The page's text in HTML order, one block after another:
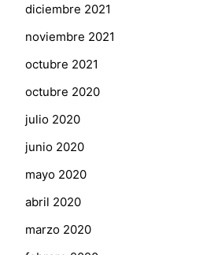
diciembre 2021
noviembre 2021
octubre 2021
octubre 2020
julio 2020
junio 2020
mayo 2020
abril 2020
marzo 2020